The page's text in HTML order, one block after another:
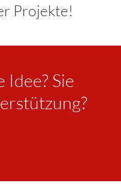
Projekte!
Idee? Sie